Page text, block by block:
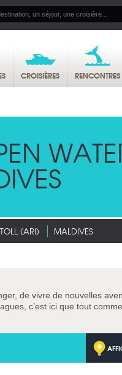
CROISIÈRES RENCONTRES
(ARI) MALDIVES
de vivre de nouvelles
c’est ici que tout